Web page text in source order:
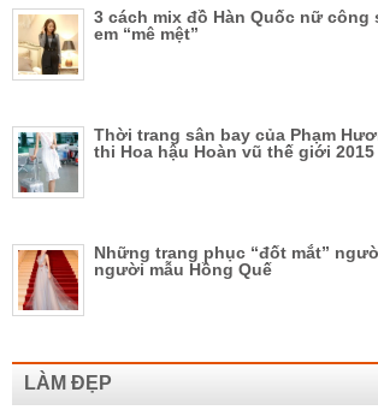
3 cách mix đồ Hàn Quốc nữ công
em “mê mệt”
Thời trang sân bay của Phạm
thi Hoa hậu Hoàn vũ thế giới 2015
Những trang phục “đốt mắt”
người mẫu Hồng Quế
LÀM ĐẸP